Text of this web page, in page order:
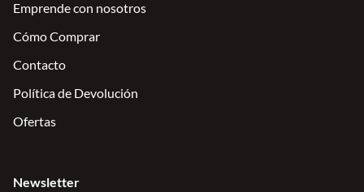
Emprende con nosotros
Cómo Comprar
Contacto
Política de Devolución
Ofertas
Newsletter